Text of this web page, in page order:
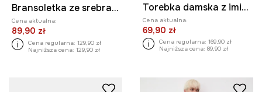
Bransoletka ze srebra pokrytego złotem damska Medicine x Todoro
Cena aktualna:
89,90 zł
Cena regularna: 129,90 zł
Najniższa cena: 129,90 zł
Torebka damska z imitacji skóry
Cena aktualna:
69,90 zł
Cena regularna: 169,90 zł
Najniższa cena: 89,90 zł